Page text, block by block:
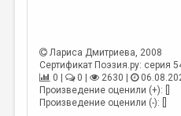
Лариса Дмитриева, 2008
Сертификат Поэзия.ру: серия
0 |
0 | 2630 |
Произведение оценили (+): []
Произведение оценили (-): []